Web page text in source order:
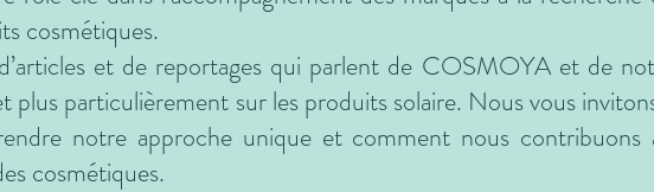
cosmétiques.
et de reportages qui parlent de COSMOYA et de
plus particulièrement sur les produits solaire. Nous vous
notre approche unique et comment nous contribuons
cosmétiques.